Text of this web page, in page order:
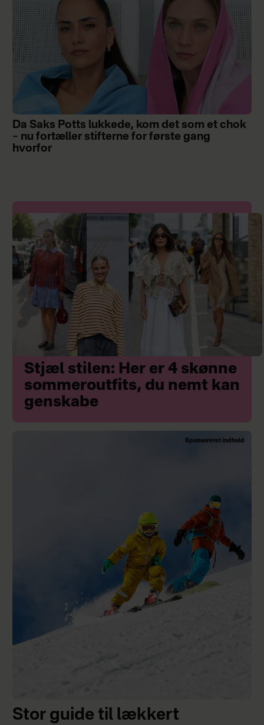
Da Saks Potts lukkede, kom det som et chok
– nu fortæller stifterne for første gang
hvorfor
Stjæl stilen: Her er 4 skønne
sommeroutfits, du nemt kan
genskabe
Sponsoreret indhold
Stor guide til lækkert